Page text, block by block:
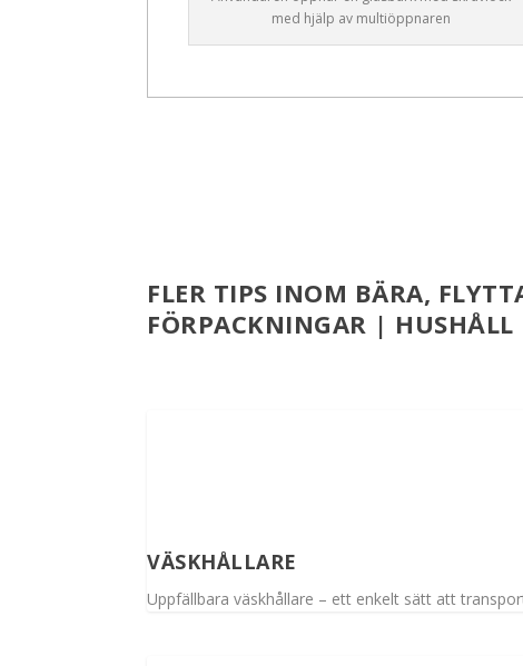
med hjälp av multiöppnaren
FLER TIPS INOM BÄRA,
FÖRPACKNINGAR |
VÄSKHÅLLARE
Uppfällbara väskhållare – ett enkelt sätt att